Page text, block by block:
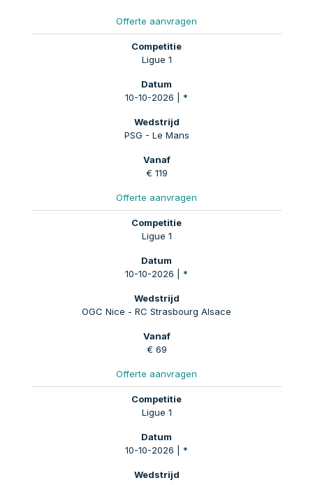
Offerte aanvragen
Ligue 1
10-10-2026 | *
PSG - Le Mans
€ 119
Offerte aanvragen
Ligue 1
10-10-2026 | *
OGC Nice - RC Strasbourg Alsace
€ 69
Offerte aanvragen
Ligue 1
10-10-2026 | *